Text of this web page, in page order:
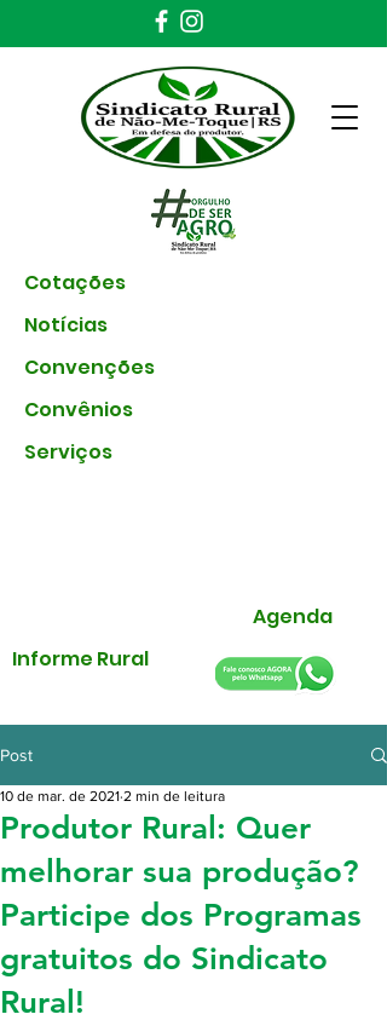
Cotações
Notícias
Convenções
Convênios
Serviços
Agenda
Informe Rural
Post
Produtor Rural: Quer
melhorar sua produção?
Participe dos Programas
gratuitos do Sindicato
Rural!
10 de mar. de 2021 2 min de leitura